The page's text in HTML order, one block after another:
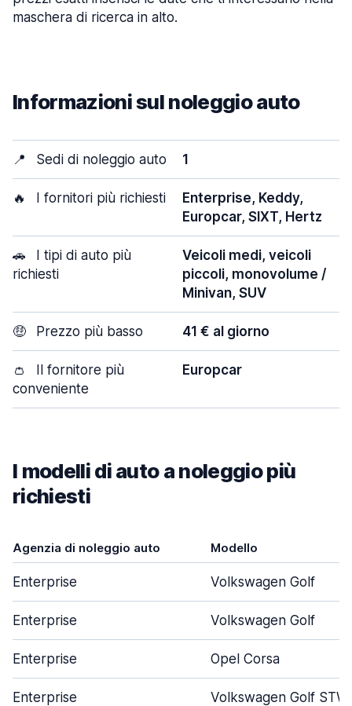
maschera di ricerca in alto.
Informazioni sul noleggio auto
📍 Sedi di noleggio auto 1
🔥 I fornitori più richiesti
Enterprise, Keddy,
Europcar, SIXT, Hertz
🚗
I tipi di auto più
richiesti
Veicoli medi, veicoli
piccoli, monovolume /
Minivan, SUV
🤑 Prezzo più basso 41 € al giorno
👛
Il fornitore più
conveniente
Europcar
I modelli di auto a noleggio più
richiesti
Agenzia di noleggio auto Modello
Enterprise Volkswagen Golf
Enterprise Volkswagen Golf
Enterprise Opel Corsa
Enterprise Volkswagen Golf STW